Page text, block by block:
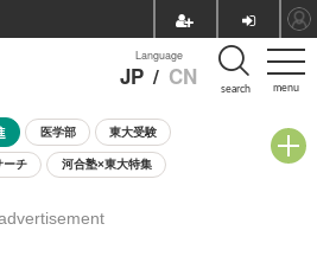
menu
Language
JP / CN search
医学部 東大受験
ーチ 河合塾×東大特集
催学校説明会・相談会